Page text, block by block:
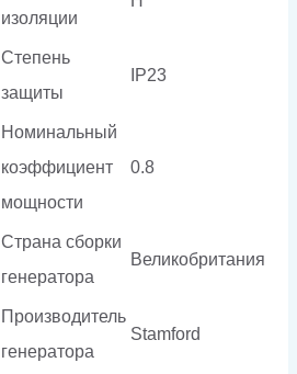
изоляции
Степень
защиты
IP23
Номинальный
коэффициент
мощности
0.8
Страна сборки
генератора
Великобритания
Производитель
генератора
Stamford